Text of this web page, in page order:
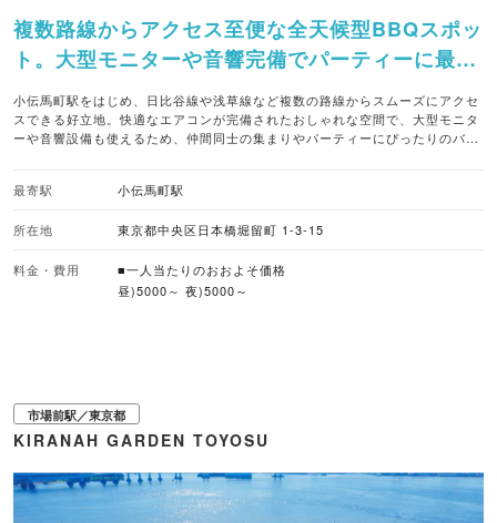
複数路線からアクセス至便な全天候型BBQスポッ
ト。大型モニターや音響完備でパーティーに最適
です。
小伝馬町駅をはじめ、日比谷線や浅草線など複数の路線からスムーズにアクセ
スできる好立地。快適なエアコンが完備されたおしゃれな空間で、大型モニタ
ーや音響設備も使えるため、仲間同士の集まりやパーティーにぴったりのバー
りと食事に集中できます。こだわりの海鮮バーベキューを味わいながら、120
別料金でワインやシャンパンを追加して少し贅沢な夜を演出するのもおすすめ
スタッフが調理・サーブするバーベキュー、食材持ち込み可、ドリンク持ち込
最寄駅 小伝馬町駅
所在地 東京都中央区日本橋堀留町 1-3-15
料金・費用
■一人当たりのおおよそ価格
昼)5000～ 夜)5000～
市場前駅／東京都
KIRANAH GARDEN TOYOSU